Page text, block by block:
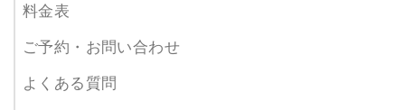
料金表
ご予約・お問い合わせ
よくある質問